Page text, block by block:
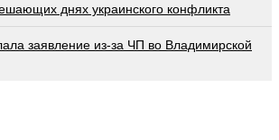
днях украинского конфликта
заявление из-за ЧП во Владимирской